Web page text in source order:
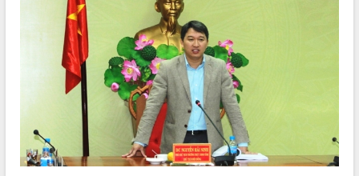
HĐND tỉnh thông qua điều chỉnh Quy
hoạch tỉnh thời kỳ 2021-2030
Hội thảo góp ý hồ sơ điều chỉnh quy
hoạch tỉnh Đắk Lắk thời kỳ 2021-2030,
tầm nhìn đến năm 2050
Nâng cao hiệu quả hoạt động của các
doanh nghiệp nhà nước
Hội nghị triển khai kết nối mạng
truyền số liệu chuyên dùng phục vụ cơ
quan Đảng, Nhà nước